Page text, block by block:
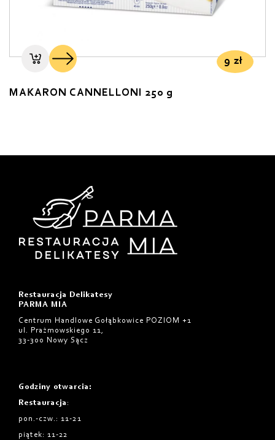
9 zł
MAKARON CANNELLONI 250 g
Restauracja Delikatesy
PARMA MIA
Centrum Handlowe Gołąbkowice POZIOM +1
ul. Prażmowskiego 11,
33-300 Nowy Sącz
Godziny otwarcia :
Restauracja :
pon.-czw.: 11-21
piątek: 11-22